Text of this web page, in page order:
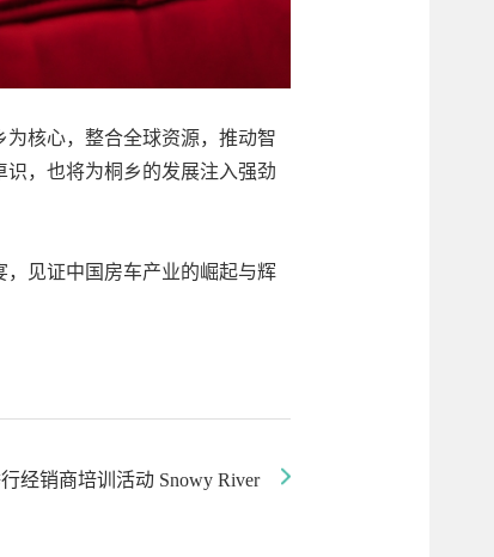
核心，整合全球资源，推动智
，也将为桐乡的发展注入强劲
见证中国房车产业的崛起与辉
经销商培训活动 Snowy River